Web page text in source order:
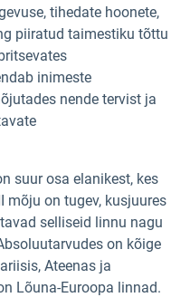
tihedate hoonete,
piiratud taimestiku tõttu
inimeste
nende tervist ja
suur osa elanikest, kes
mõju on tugev, kusjuures
selliseid linnu nagu
on kõige
Ateenas ja
Lõuna-Euroopa linnad.